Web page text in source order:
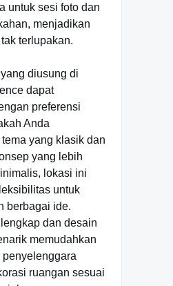
untuk sesi foto dan
menjadikan
terlupakan.
diusung di
dapat
preferensi
Anda
yang klasik dan
yang lebih
lokasi ini
untuk
berbagai ide.
dan desain
memudahkan
ruangan sesuai